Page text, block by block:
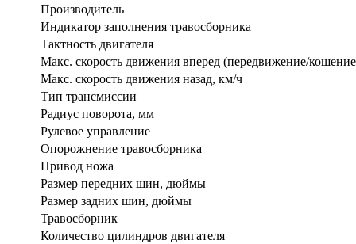
Производитель
Индикатор заполнения травосборника
Тактность двигателя
Макс. скорость движения вперед (передвижение/
Макс. скорость движения назад, км/ч
Тип трансмиссии
Радиус поворота, мм
Рулевое управление
Опорожнение травосборника
Привод ножа
Размер передних шин, дюймы
Размер задних шин, дюймы
Травосборник
Количество цилиндров двигателя